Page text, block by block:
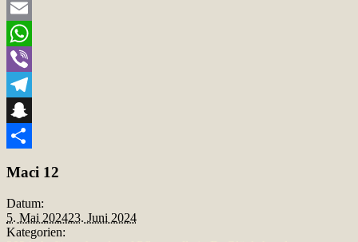
Twitter
Email
WhatsApp
Viber
Telegram
Snapchat
Maci 12
Datum:
5. Mai 202423. Juni 2024
Kategorien: